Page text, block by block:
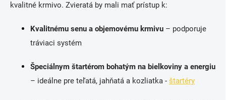
kvalitné krmivo. Zvieratá by mali mať prístup k:
Kvalitnému senu a objemovému krmivu – podporuje
tráviaci systém
Špeciálnym štartérom bohatým na bielkoviny a energiu
– ideálne pre teľatá, jahňatá a kozliatka - štartéry